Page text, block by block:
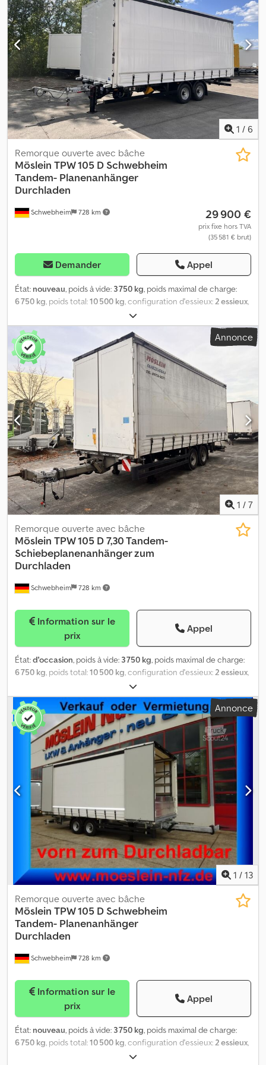
taille de pneu arrière:
, cabine conducteur:
autre, classe d'émission: aucun
ABS, frein à air
comprimé , Portes battantes avant de type portail pour
chargement traversant, portes battantes arrière de type portail,
plancher en contreplaqué bakélisé de 27 mm, 14 anneaux
d’arrimage sur la surface de chargement, hauteur de chargement
env. 1 050 mm, marquage de contour selon la norme ECE R 048,
avant avec 2 béquilles de support de boîte de vitesses à 2
vitesses, essieux BPW. -- Sous réserve d’erreurs d’impression, de
modifications et de fautes, images d’exemple --. Plus
d’informations sur : !, Plus de détails : ! Dcjdpezr Umaofx Ai Iok
1 / 6
Schwebheim 728 km
Remorque ouverte avec bâche
Möslein TPW 105 D Schwebheim
Tandem- Planenanhänger
Durchladen
29 900 €
prix fixe hors TVA
(35 581 € brut)
Demander Appel
État: nouveau, poids à vide: 3 750 kg, poids maximal de charge:
6 750 kg, poids total:10 500 kg, configuration d'essieux:2 essieux,
longueur de l'espace de chargement:
l’espace de chargement:2 480 mm, hauteur de l'espace de
chargement:
, volume de l'espace de chargement:47
m³, suspension: , dimension des pneus:245 / 70 R 17,5
empattement:
990 mm autre, type d'engrenage:
taille du pneu avant:
245 / 70 R 17,5 , taille de pneu arrière:
R 17,5, cabine conducteur: , classe d'émission: aucun,
carburant:biodiesel , Équipement: ABS, frein à air comprimé,
Avant avec portes à vantaux pour chargement traversant, arrière
avec portes à vantaux, 7 paires d’anneaux d’arrimage sur la
plateforme de chargement, hauteur de chargement env. 1 050
mm, marquage de contour conforme à la réglementation ECE R
048, -- Sous réserve d’erreurs d’impression, d’omissions et de
modifications, photos d’illustration --, Plus d’informations sur : !,
Détails supplémentaires : ! Dcodpfx Aiszr Ulce Iok
Annonce
1 / 7
Schwebheim 728 km
Remorque ouverte avec bâche
Möslein TPW 105 D 7,30 Tandem-
Schiebeplanenanhänger zum
Durchladen
prix
Appel
État:d'occasion, poids à vide: 3 750 kg, poids maximal de charge:
6 750 kg, poids total:10 500 kg, configuration d'essieux:2 essieux,
01/2018
chargement:7 300 mm, largeur de l’espace de chargement:2 480
mm, hauteur de l'espace de chargement:2 650 mm, volume de
l'espace de chargement:47 m³, suspension:air, dimension des
pneus:235 / 75 R 17,5, couleur: autre, type d'engrenage:autre,
taille du pneu avant:235 / 75 R 17,5, taille de pneu arrière:235 / 75
, cabine conducteur:autre , classe d'émission: aucun,
carburant:biodiesel ABS, frein à air comprimé, À
l'avant avec portes à vantaux pour chargement traversant, à
l'arrière avec portes à vantaux, 7 paires d'anneaux d'arrimage sur
la surface de chargement, hauteur de chargement env. 1 050 mm,
à l'avant avec 2 béquilles porte-boîte de vitesses à 2 vitesses,
essieux BPW. -- Sous réserve d'erreurs d'impression, de fautes et
de modifications, photos d'exemple --. Plus de données sous : !,
More Details: ! Dcodozr Uk Sspfx Ai Iek
Annonce
1 / 13
Schwebheim 728 km
Remorque ouverte avec bâche
Möslein TPW 105 D Schwebheim
Tandem- Planenanhänger
Durchladen
prix
Appel
État: nouveau, poids à vide: 3 750 kg, poids maximal de charge:
6 750 kg, poids total:10 500 kg, configuration d'essieux:2 essieux,
longueur de l'espace de chargement: